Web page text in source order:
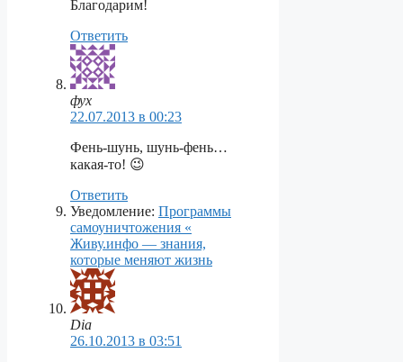
Благодарим!
Ответить
фух
22.07.2013 в 00:23
Фень-шунь, шунь-фень…
какая-то! 😉
Ответить
Уведомление: Программы
самоуничтожения «
Живу.инфо — знания,
которые меняют жизнь
Dia
26.10.2013 в 03:51